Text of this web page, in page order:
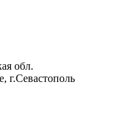
обл.
г.Севастополь